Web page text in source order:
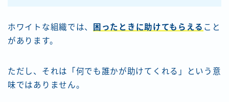
ホワイトな組織では、 困ったときに助けてもらえる こと
があります。
ただし、それは「何でも誰かが助けてくれる」という意
味ではありません。